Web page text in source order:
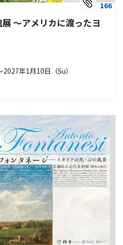
166
～アメリカに渡ったヨ
年1月10日（Su）